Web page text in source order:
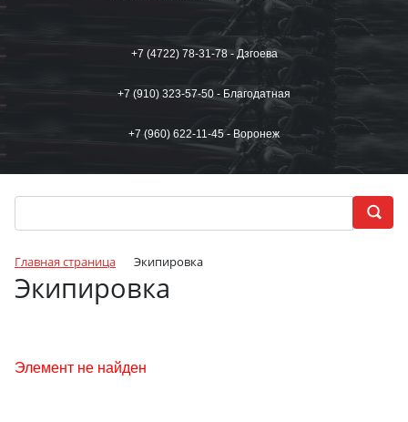
+7 (4722) 78-31-78 - Дзгоева
+7 (910) 323-57-50 - Благодатная
+7 (960) 622-11-45 - Воронеж
Главная страница Экипировка
Экипировка
Элемент не найден